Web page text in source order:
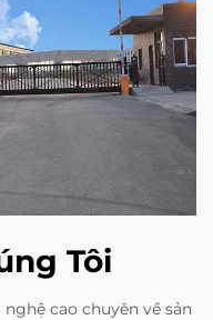
Tôi
cao chuyên về sản